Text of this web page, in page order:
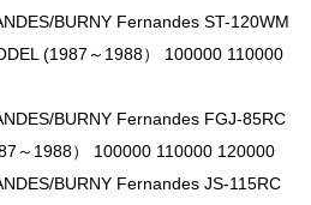
BURNY Fernandes ST-120WM
(1987～1988） 100000 110000
BURNY Fernandes FGJ-85RC
～1988） 100000 110000 120000
BURNY Fernandes JS-115RC